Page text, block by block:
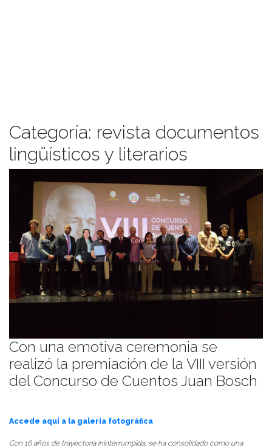
Categoría: revista documentos
lingüísticos y literarios
Con una emotiva ceremonia se
realizó la premiación de la VIII versión
del Concurso de Cuentos Juan Bosch
Accede aquí a la galería fotográfica
Con 16 años de trayectoria ininterrumpida, se ha consolidado como una